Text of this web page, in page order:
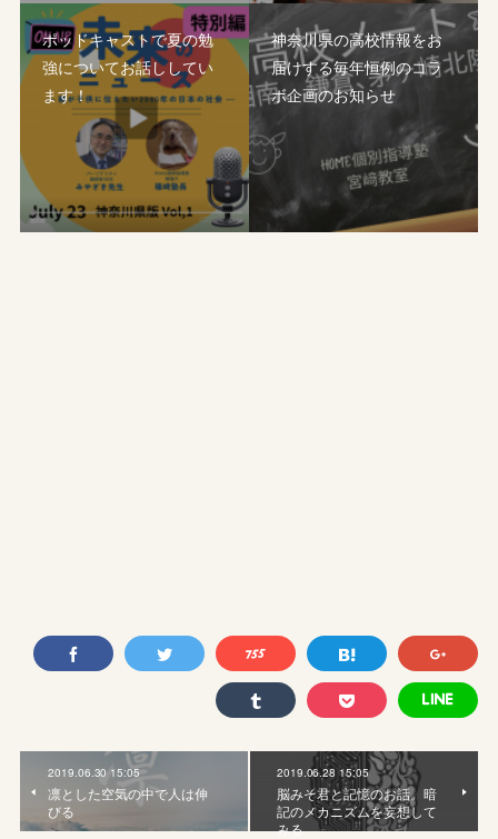
ポッドキャストで夏の勉
強についてお話ししてい
ます！
神奈川県の高校情報をお
届けする毎年恒例のコラ
ボ企画のお知らせ
2019.06.30 15:05
凛とした空気の中で人は伸
びる
2019.06.28 15:05
脳みそ君と記憶のお話。暗
記のメカニズムを妄想して
みる